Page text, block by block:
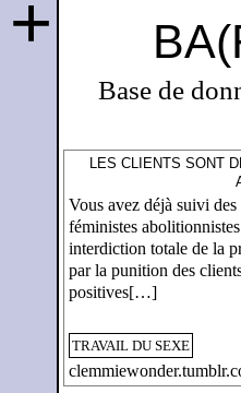
Base de
+
LES CLIENTS SONT
Vous avez déjà suivi des
féministes
interdiction totale de la
par la punition des
positives[…]
TRAVAIL DU SEXE